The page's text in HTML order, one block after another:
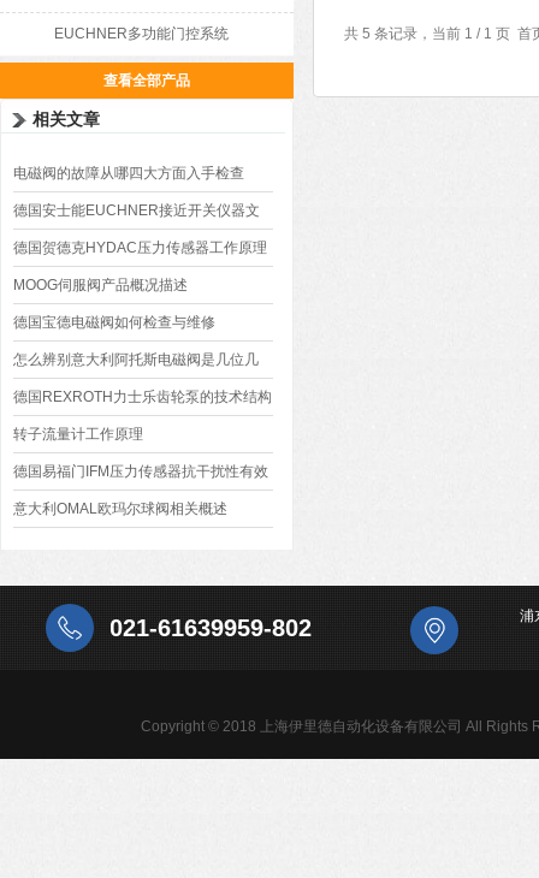
EUCHNER多功能门控系统
查看全部产品
相关文章
电磁阀的故障从哪四大方面入手检查
德国安士能EUCHNER接近开关仪器文
献
德国贺德克HYDAC压力传感器工作原理
MOOG伺服阀产品概况描述
德国宝德电磁阀如何检查与维修
怎么辨别意大利阿托斯电磁阀是几位几
通？
德国REXROTH力士乐齿轮泵的技术结构
与工作原理
转子流量计工作原理
德国易福门IFM压力传感器抗干扰性有效
措施？
意大利OMAL欧玛尔球阀相关概述
共 5 条记录，当前 1 / 1 页
021-61639959-802 浦
Copyright © 2018 上海伊里德自动化设备有限公司 All Rights